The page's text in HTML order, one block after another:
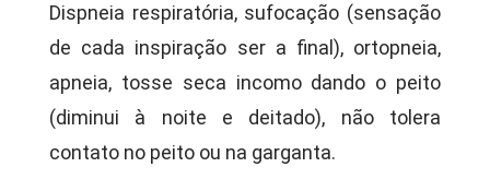
Dispneia respiratória, sufocação (sensação
de cada inspiração ser a final), ortopneia,
apneia, tosse seca incomo dando o peito
(diminui à noite e deitado), não tolera
contato no peito ou na garganta.